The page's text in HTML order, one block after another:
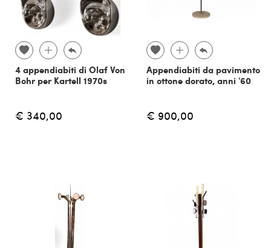
4 appendiabiti di Olaf Von
Bohr per Kartell 1970s
€ 340,00
Appendiabiti da pavimento
in ottone dorato, anni '60
€ 900,00